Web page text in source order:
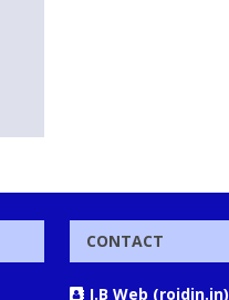
CONTACT
J.B Web (rojdin.in)